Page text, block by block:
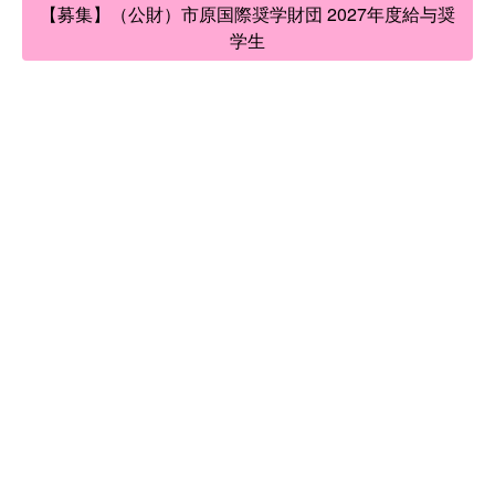
【募集】（公財）市原国際奨学財団 2027年度給与奨
学生